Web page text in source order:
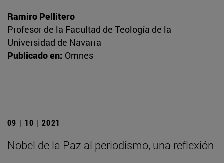
Ramiro Pellitero
Profesor de la Facultad de Teología de la
Universidad de Navarra
Publicado en: Omnes
09 | 10 | 2021
Nobel de la Paz al periodismo, una reflexión